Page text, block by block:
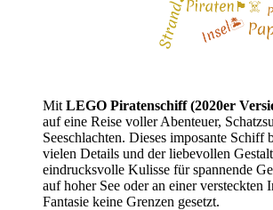
Mit LEGO Piratenschiff (2020er
auf eine Reise voller Abenteuer,
Seeschlachten. Dieses imposante Schiff
vielen Details und der liebevollen
eindrucksvolle Kulisse für spannende
auf hoher See oder an einer versteckten
Fantasie keine Grenzen gesetzt.